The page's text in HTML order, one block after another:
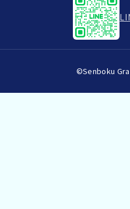
©Senboku